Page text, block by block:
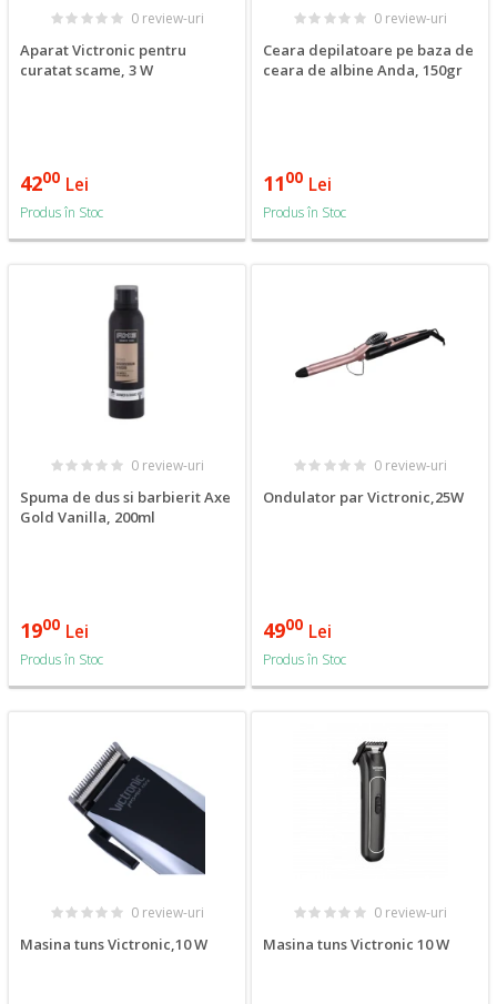
0 review-uri
Aparat Victronic pentru
curatat scame, 3 W
4200 Lei
Produs în Stoc
0 review-uri
Ceara depilatoare pe baza de
ceara de albine Anda, 150gr
1100 Lei
Produs în Stoc
0 review-uri
Spuma de dus si barbierit Axe
Gold Vanilla, 200ml
1900 Lei
Produs în Stoc
0 review-uri
Ondulator par Victronic,25W
4900 Lei
Produs în Stoc
0 review-uri
Masina tuns Victronic,10 W
0 review-uri
Masina tuns Victronic 10 W